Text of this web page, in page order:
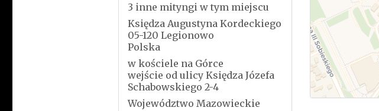
3 inne mityngi w tym miejscu
Księdza Augustyna Kordeckiego
05-120 Legionowo
Polska
w kościele na Górce
wejście od ulicy Księdza Józefa
Schabowskiego 2-4
Województwo Mazowieckie